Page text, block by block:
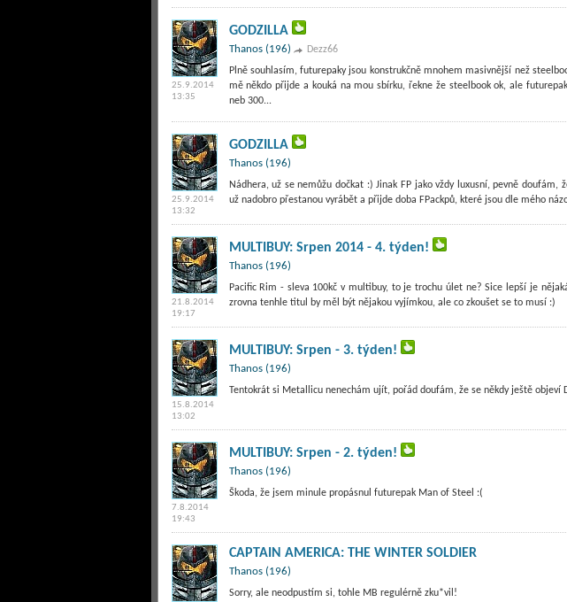
25.9.2014
13:35
GODZILLA
Thanos (196)
Dezz66
Plně souhlasím, futurepaky jsou konstrukčně mnohem masivnější než
mě někdo přijde a kouká na mou sbírku, řekne že steelbook ok, ale
neb 300...
25.9.2014
13:32
GODZILLA
Thanos (196)
Nádhera, už se nemůžu dočkat :) Jinak FP jako vždy luxusní, pevně doufám,
už nadobro přestanou vyrábět a přijde doba FPackpů, které jsou dle mého
21.8.2014
19:17
MULTIBUY: Srpen 2014 - 4. týden!
Thanos (196)
Pacific Rim - sleva 100kč v multibuy, to je trochu úlet ne? Sice lepší je
zrovna tenhle titul by měl být nějakou vyjímkou, ale co zkoušet se to musí :)
15.8.2014
13:02
MULTIBUY: Srpen - 3. týden!
Thanos (196)
Tentokrát si Metallicu nenechám ujít, pořád doufám, že se někdy ještě objeví
7.8.2014
19:43
MULTIBUY: Srpen - 2. týden!
Thanos (196)
Škoda, že jsem minule propásnul futurepak Man of Steel :(
CAPTAIN AMERICA: THE WINTER SOLDIER
Thanos (196)
Sorry, ale neodpustím si, tohle MB regulérně zku*vil!